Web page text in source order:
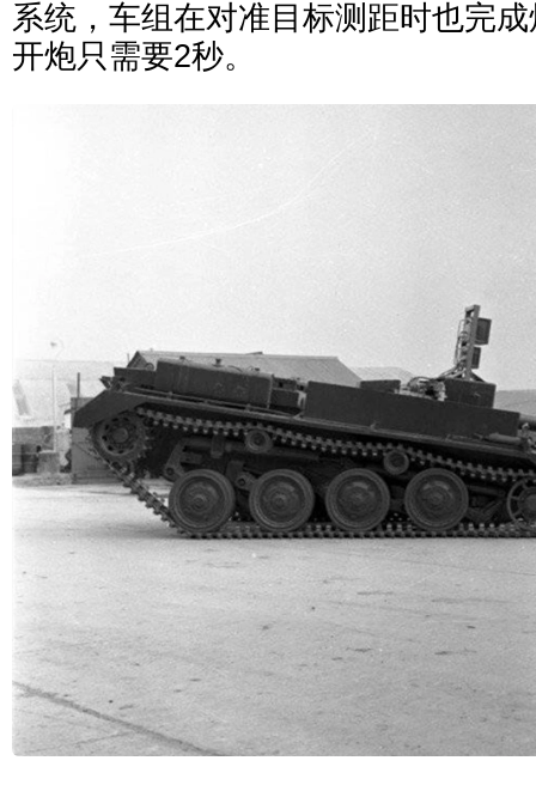
系统，车组在对准目标测距时也完
开炮只需要2秒。